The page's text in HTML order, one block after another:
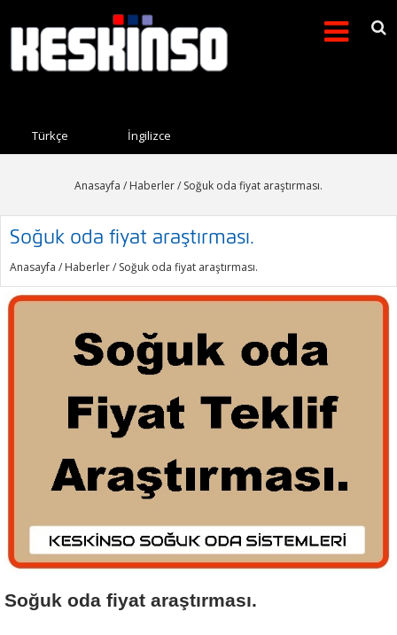
Arama formu
Türkçe İngilizce
Anasayfa / Haberler/ Soğuk oda fiyat araştırması.
Soğuk oda fiyat araştırması.
Anasayfa / Haberler/ Soğuk oda fiyat araştırması.
Soğuk oda fiyat araştırması.